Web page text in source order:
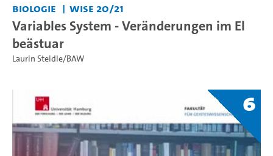
Biologie WiSe 20/21
Variables System - Veränderungen im El
beästuar
Laurin Steidle/BAW
6